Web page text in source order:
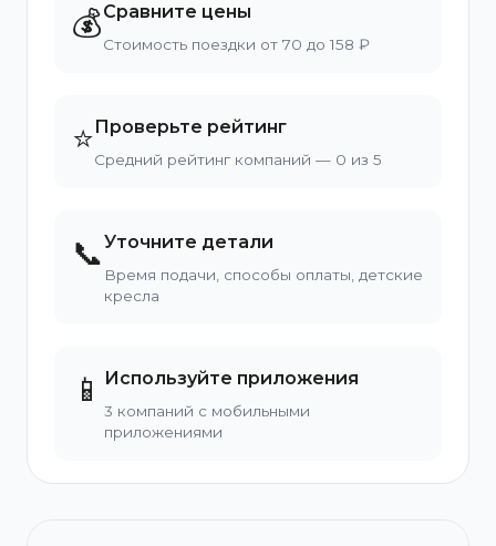
💰Сравните цены
Стоимость поездки от 70 до 158 ₽
⭐Проверьте рейтинг
Средний рейтинг компаний — 0 из 5
📞Уточните детали
Время подачи, способы оплаты, детские
кресла
📱 Используйте приложения
3 компаний с мобильными
приложениями